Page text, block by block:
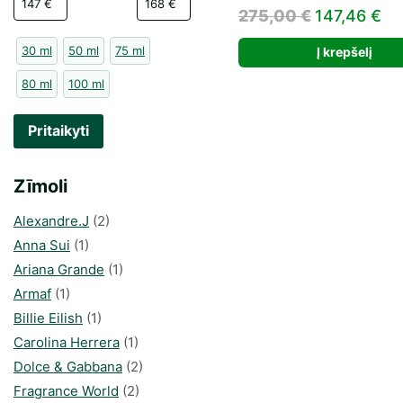
275,00€ Original
price
was:
147,46 €
is:
Į krepšelį
30 ml 50 ml 75 ml
80 ml 100 ml
Pritaikyti
Zīmoli
Alexandre.J (2)
Anna Sui (1)
Ariana Grande (1)
Armaf (1)
Billie Eilish (1)
Carolina Herrera (1)
Dolce & Gabbana (2)
Fragrance World (2)